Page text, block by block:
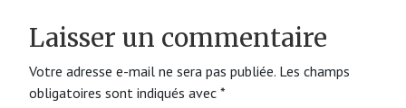
Laisser un commentaire
Votre adresse e-mail ne sera pas publiée. Les champs
obligatoires sont indiqués avec *